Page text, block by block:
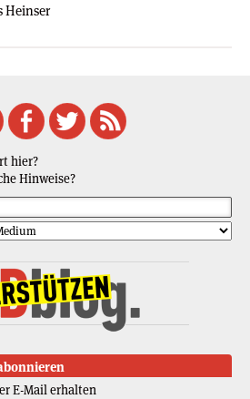
Heinser
hier?
Hinweise?
E-Mail erhalten